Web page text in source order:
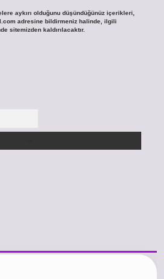
aykırı olduğunu düşündüğünüz içerikleri,
adresine bildirmeniz halinde, ilgili
sitemizden kaldırılacaktır.